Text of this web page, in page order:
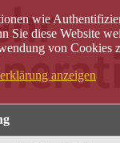
wie
Sie diese Website
von Cookies
anzeigen